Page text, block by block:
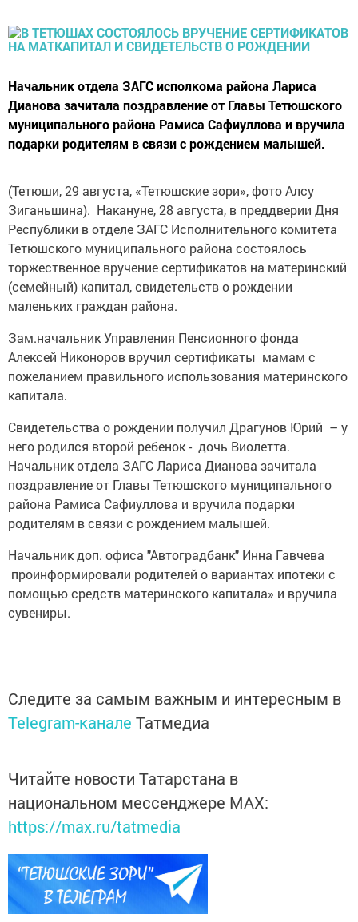
Начальник отдела ЗАГС исполкома района Лариса
Дианова зачитала поздравление от Главы Тетюшского
муниципального района Рамиса Сафиуллова и вручила
подарки родителям в связи с рождением малышей.
(Тетюши, 29 августа, «Тетюшские зори», фото Алсу
Зиганьшина). Накануне, 28 августа, в преддверии Дня
Республики в отделе ЗАГС Исполнительного комитета
Тетюшского муниципального района состоялось
торжественное вручение сертификатов на материнский
(семейный) капитал, свидетельств о рождении
маленьких граждан района.
Зам.начальник Управления Пенсионного фонда
Алексей Никоноров вручил сертификаты мамам с
пожеланием правильного использования материнского
капитала.
Свидетельства о рождении получил Драгунов Юрий – у
него родился второй ребенок - дочь Виолетта.
Начальник отдела ЗАГС Лариса Дианова зачитала
поздравление от Главы Тетюшского муниципального
района Рамиса Сафиуллова и вручила подарки
родителям в связи с рождением малышей.
Начальник доп. офиса "Автоградбанк" Инна Гавчева
проинформировали родителей о вариантах ипотеки с
помощью средств материнского капитала» и вручила
сувениры.
Следите за самым важным и интересным в
Telegram-канале Татмедиа
Читайте новости Татарстана в
национальном мессенджере MАХ:
https://max.ru/tatmedia